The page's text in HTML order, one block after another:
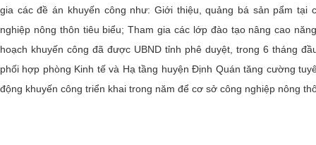
gia các đề án khuyến công như: Giới thiệu, quảng bá sản pẩm
nghiệp nông thôn tiêu biểu; Tham gia các lớp đào tạo nâng cao
hoạch khuyến công đã được UBND tỉnh phê duyệt, trong 6 tháng
phối hợp phòng Kinh tế và Hạ tầng huyện Định Quán tăng cường
động khuyến công triển khai trong năm để cơ sở công nghiệp nông